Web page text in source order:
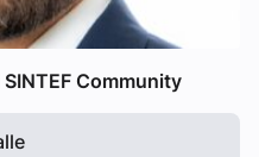
Community